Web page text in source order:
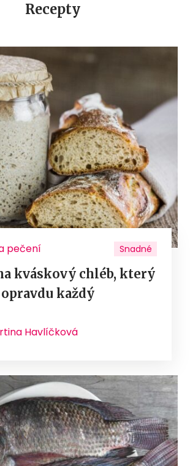
Recepty
pečení Snadné
kváskový chléb, který
každý
Havlíčková